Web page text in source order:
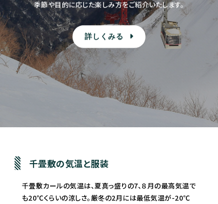
季節や目的に応じた楽しみ方をご紹介いたします。
詳しくみる
千畳敷の気温と服装
千畳敷カールの気温は、夏真っ盛りの7､８月の最高気温で
も20℃くらいの涼しさ。厳冬の2月には最低気温が-20℃